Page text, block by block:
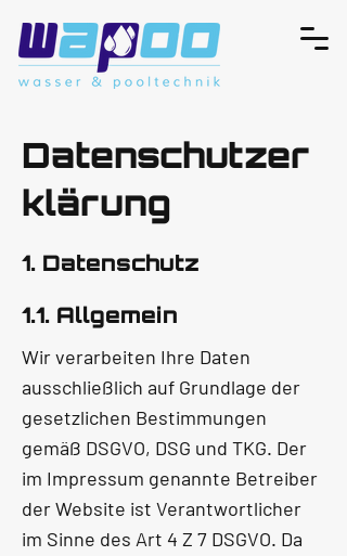
Datenschutzer
klärung
1. Datenschutz
1.1. Allgemein
Wir verarbeiten Ihre Daten
ausschließlich auf Grundlage der
gesetzlichen Bestimmungen
gemäß DSGVO, DSG und TKG. Der
im Impressum genannte Betreiber
der Website ist Verantwortlicher
im Sinne des Art 4 Z 7 DSGVO. Da